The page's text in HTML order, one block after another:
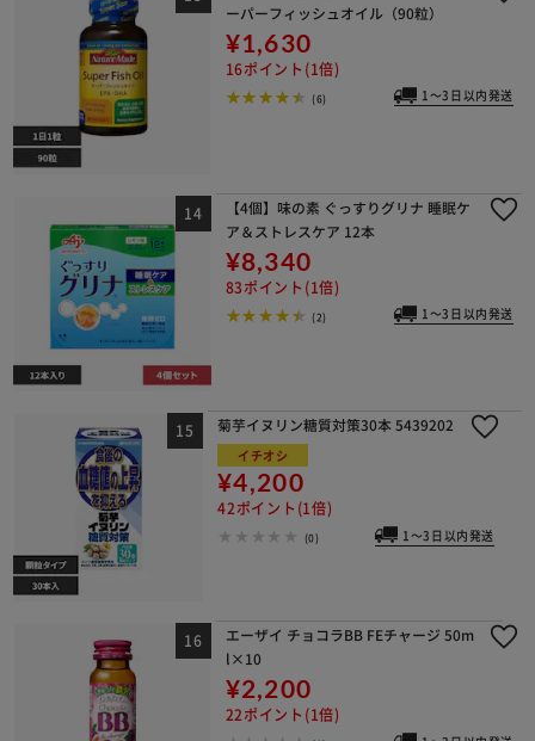
ーパーフィッシュオイル（90粒）
¥1,630
16ポイント(1倍)
(6) 1～3日以内発送
【4個】味の素 ぐっすりグリナ 睡眠ケ
ア＆ストレスケア 12本
¥8,340
83ポイント(1倍)
(2) 1～3日以内発送
菊芋イヌリン糖質対策30本 5439202
イチオシ
¥4,200
42ポイント(1倍)
(0) 1～3日以内発送
エーザイ チョコラBB FEチャージ 50m
l×10
¥2,200
22ポイント(1倍)